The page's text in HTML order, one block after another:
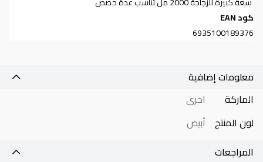
كود
6935100189376
معلومات إضافية
الماركة
اخرى
لون المنتج أبيض
المراجعات